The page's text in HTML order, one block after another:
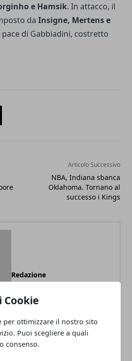
Cookie
per ottimizzare il nostro sito
Puoi scegliere a quali
consenso.
e Hamsik. In attacco, il
da Insigne, Mertens e
di Gabbiadini, costretto
Articolo Successivo
NBA, Indiana sbanca
Oklahoma. Tornano al
successo i Kings
Redazione